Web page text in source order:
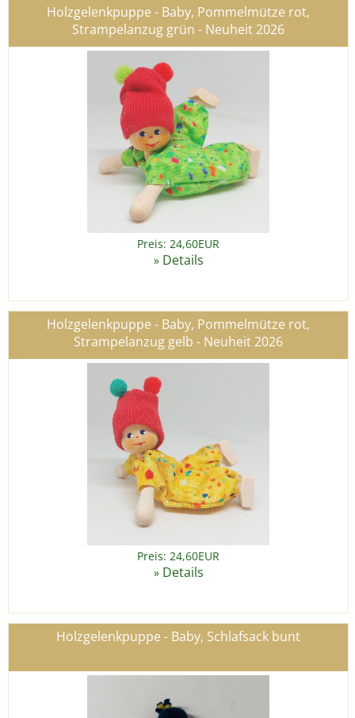
Holzgelenkpuppe - Baby, Pommelmütze rot,
Strampelanzug grün - Neuheit 2026
Preis: 24,60EUR
» Details
Holzgelenkpuppe - Baby, Pommelmütze rot,
Strampelanzug gelb - Neuheit 2026
Preis: 24,60EUR
» Details
Holzgelenkpuppe - Baby, Schlafsack bunt